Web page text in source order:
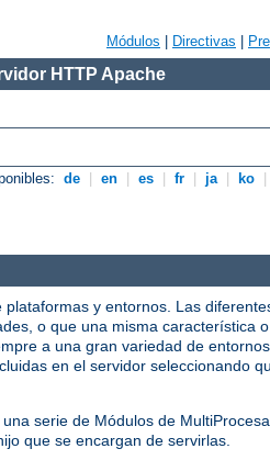
Módulos Directivas
HTTP Apache
de en es fr ja ko
y entornos. Las
o que una misma característica o
a una gran variedad de
en el servidor seleccionando
serie de Módulos de
que se encargan de servirlas.